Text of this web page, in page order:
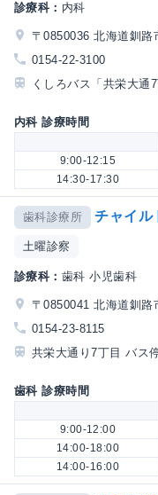
診療科： 内科
〒0850036 北海道釧路
0154-22-3100
くしろバス「共栄大通
内科 診療時間
9:00-12:15
14:30-17:30
歯科診療所 チャイル
土曜診察
診療科： 歯科 小児歯科
〒0850041 北海道釧路
0154-23-8115
共栄大通り7丁目 バス
歯科 診療時間
9:00-12:00
14:00-18:00
14:00-16:00